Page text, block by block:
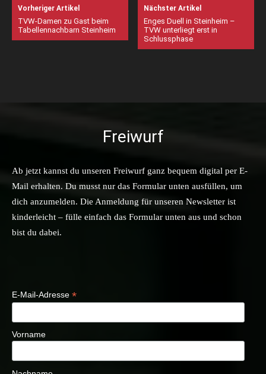
Vorheriger Artikel
TVW-Damen zu Gast beim
Tabellennachbarn Steinheim
Nächster Artikel
Enges Duell in Steinheim –
TVW unterliegt erst in
Schlussphase
Freiwurf
Ab jetzt kannst du unseren Freiwurf ganz bequem digital per E-
Mail erhalten. Du musst nur das Formular unten ausfüllen, um
dich anzumelden. Die Anmeldung für unseren Newsletter ist
kinderleicht – fülle einfach das Formular unten aus und schon
bist du dabei.
E-Mail-Adresse *
Vorname